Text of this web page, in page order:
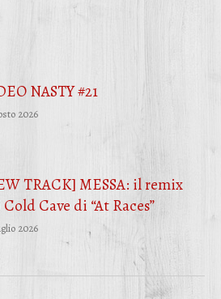
NASTY #21
2026
TRACK] MESSA: il remix
Cave di “At Races”
2026